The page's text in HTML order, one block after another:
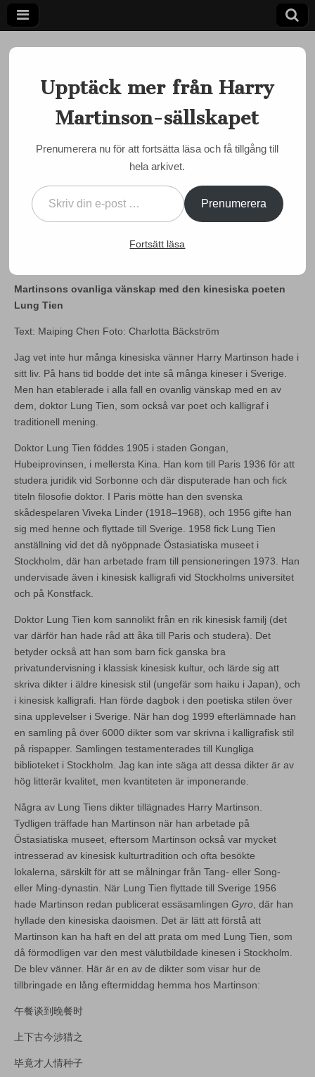
Harry
Martinson-
sällskapet
Ett författarskap som fångar daggdroppen och speglar
kosmos
MÅNADENS MARTINSON,MARTINSON JUST NU
Månadens Martinson
november 2021 – av
Maiping Chen
Martinsons ovanliga vänskap med den kinesiska poeten
Lung Tien
Text: Maiping Chen Foto: Charlotta Bäckström
Jag vet inte hur många kinesiska vänner Harry Martinson hade i
sitt liv. På hans tid bodde det inte så många kineser i Sverige.
Men han etablerade i alla fall en ovanlig vänskap med en av
dem, doktor Lung Tien, som också var poet och kalligraf i
traditionell mening.
Doktor Lung Tien föddes 1905 i staden Gongan,
Hubeiprovinsen, i mellersta Kina. Han kom till Paris 1936 för att
studera juridik vid Sorbonne och där disputerade han och fick
titeln filosofie doktor. I Paris mötte han den svenska
skådespelaren Viveka Linder (1918–1968), och 1956 gifte han
sig med henne och flyttade till Sverige. 1958 fick Lung Tien
anställning vid det då nyöppnade Östasiatiska museet i
Stockholm, där han arbetade fram till pensioneringen 1973. Han
undervisade även i kinesisk kalligrafi vid Stockholms universitet
och på Konstfack.
Doktor Lung Tien kom sannolikt från en rik kinesisk familj (det
var därför han hade råd att åka till Paris och studera). Det
betyder också att han som barn fick ganska bra
privatundervisning i klassisk kinesisk kultur, och lärde sig att
skriva dikter i äldre kinesisk stil (ungefär som haiku i Japan), och
i kinesisk kalligrafi. Han förde dagbok i den poetiska stilen över
sina upplevelser i Sverige. När han dog 1999 efterlämnade han
en samling på över 6000 dikter som var skrivna i kalligrafisk stil
på rispapper. Samlingen testamenterades till Kungliga
biblioteket i Stockholm. Jag kan inte säga att dessa dikter är av
hög litterär kvalitet, men kvantiteten är imponerande.
Några av Lung Tiens dikter tillägnades Harry Martinson.
Tydligen träffade han Martinson när han arbetade på
Östasiatiska museet, eftersom Martinson också var mycket
intresserad av kinesisk kulturtradition och ofta besökte
lokalerna, särskilt för att se målningar från Tang- eller Song-
eller Ming-dynastin. När Lung Tien flyttade till Sverige 1956
hade Martinson redan publicerat essäsamlingen Gyro , där han
hyllade den kinesiska daoismen. Det är lätt att förstå att
Martinson kan ha haft en del att prata om med Lung Tien, som
då förmodligen var den mest välutbildade kinesen i Stockholm.
De blev vänner. Här är en av de dikter som visar hur de
tillbringade en lång eftermiddag hemma hos Martinson:
午餐谈到晚餐时
上下古今涉猎之
毕竟才人情种子
Upptäck mer från Harry
Martinson-sällskapet
Prenumerera nu för att fortsätta läsa och få tillgång till
hela arkivet.
Prenumerera
Fortsätt läsa